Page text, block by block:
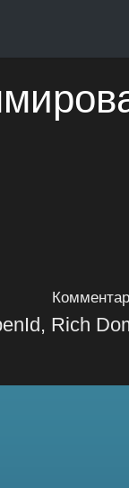
Rich